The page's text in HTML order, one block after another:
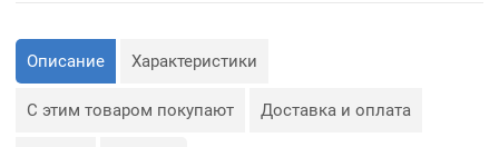
Описание Характеристики
С этим товаром покупают Доставка и оплата